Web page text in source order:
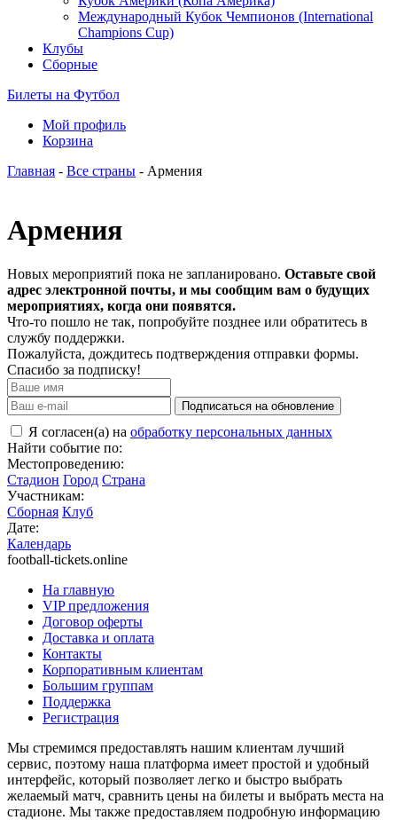
Международный Кубок Чемпионов (International
Champions Cup)
Клубы
Сборные
Билеты на Футбол
Мой профиль
Корзина
Главная - Все страны - Армения
Армения
Новых мероприятий пока не запланировано. Оставьте свой
адрес электронной почты, и мы сообщим вам о будущих
мероприятиях, когда они появятся.
Что-то пошло не так, попробуйте позднее или обратитесь в
службу поддержки.
Пожалуйста, дождитесь подтверждения отправки формы.
Спасибо за подписку!
Подписаться на обновление
Я согласен(а) на обработку персональных данных
Найти событие по:
Местопроведению:
Стадион Город Страна
Участникам:
Сборная Клуб
Дате:
Календарь
football-tickets.online
На главную
VIP предложения
Договор оферты
Доставка и оплата
Контакты
Корпоративным клиентам
Большим группам
Поддержка
Регистрация
Мы стремимся предоставлять нашим клиентам лучший
сервис, поэтому наша платформа имеет простой и удобный
интерфейс, который позволяет легко и быстро выбрать
желаемый матч, сравнить цены на билеты и выбрать места на
стадионе. Мы также предоставляем подробную информацию